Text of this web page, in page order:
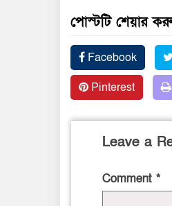
পোস্টটি শেয়ার
Facebook
Pinterest
Leave a
Comment *